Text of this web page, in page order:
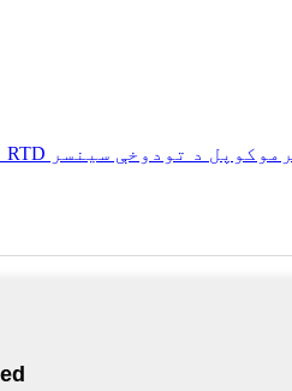
د تودوخې سینسر